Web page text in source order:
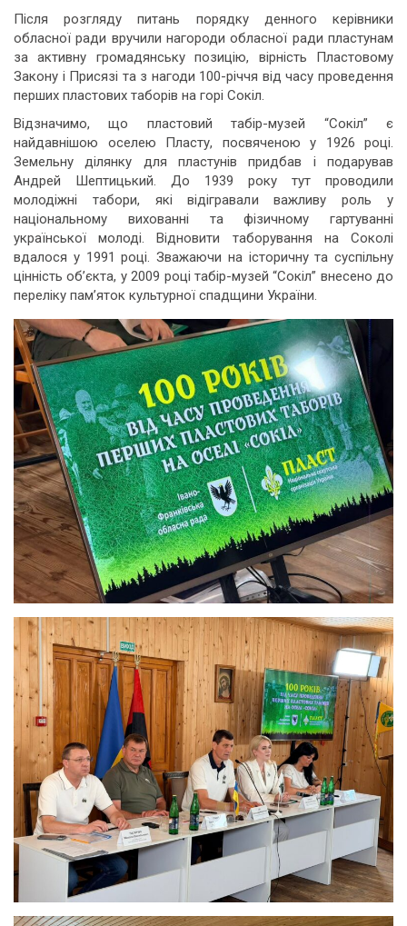
Після розгляду питань порядку денного керівники
обласної ради вручили нагороди обласної ради пластунам
за активну громадянську позицію, вірність Пластовому
Закону і Присязі та з нагоди 100-річчя від часу проведення
перших пластових таборів на горі Сокіл.
Відзначимо, що пластовий табір-музей “Сокіл” є
найдавнішою оселею Пласту, посвяченою у 1926 році.
Земельну ділянку для пластунів придбав і подарував
Андрей Шептицький. До 1939 року тут проводили
молодіжні табори, які відігравали важливу роль у
національному вихованні та фізичному гартуванні
української молоді. Відновити таборування на Соколі
вдалося у 1991 році. Зважаючи на історичну та суспільну
цінність об’єкта, у 2009 році табір-музей “Сокіл” внесено до
переліку пам’яток культурної спадщини України.